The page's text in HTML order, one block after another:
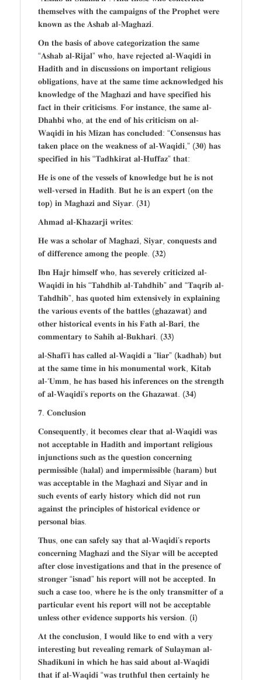
𝐭𝐡𝐞𝐦𝐬𝐞𝐥𝐯𝐞𝐬 𝐰𝐢𝐭𝐡 𝐭𝐡𝐞 𝐜𝐚𝐦𝐩𝐚𝐢𝐠𝐧𝐬 𝐨𝐟 𝐭𝐡𝐞 𝐏𝐫𝐨𝐩𝐡𝐞𝐭 𝐰𝐞𝐫𝐞
𝐤𝐧𝐨𝐰𝐧 𝐚𝐬 𝐭𝐡𝐞 𝐀𝐬𝐡𝐚𝐛 𝐚𝐥-𝐌𝐚𝐠𝐡𝐚𝐳𝐢.
𝐎𝐧 𝐭𝐡𝐞 𝐛𝐚𝐬𝐢𝐬 𝐨𝐟 𝐚𝐛𝐨𝐯𝐞 𝐜𝐚𝐭𝐞𝐠𝐨𝐫𝐢𝐳𝐚𝐭𝐢𝐨𝐧 𝐭𝐡𝐞 𝐬𝐚𝐦𝐞
“𝐀𝐬𝐡𝐚𝐛 𝐚𝐥-𝐑𝐢𝐣𝐚𝐥” 𝐰𝐡𝐨, 𝐡𝐚𝐯𝐞 𝐫𝐞𝐣𝐞𝐜𝐭𝐞𝐝 𝐚𝐥-𝐖𝐚𝐪𝐢𝐝𝐢 𝐢𝐧
𝐇𝐚𝐝𝐢𝐭𝐡 𝐚𝐧𝐝 𝐢𝐧 𝐝𝐢𝐬𝐜𝐮𝐬𝐬𝐢𝐨𝐧𝐬 𝐨𝐧 𝐢𝐦𝐩𝐨𝐫𝐭𝐚𝐧𝐭 𝐫𝐞𝐥𝐢𝐠𝐢𝐨𝐮𝐬
𝐨𝐛𝐥𝐢𝐠𝐚𝐭𝐢𝐨𝐧𝐬, 𝐡𝐚𝐯𝐞 𝐚𝐭 𝐭𝐡𝐞 𝐬𝐚𝐦𝐞 𝐭𝐢𝐦𝐞 𝐚𝐜𝐤𝐧𝐨𝐰𝐥𝐞𝐝𝐠𝐞𝐝 𝐡𝐢𝐬
𝐤𝐧𝐨𝐰𝐥𝐞𝐝𝐠𝐞 𝐨𝐟 𝐭𝐡𝐞 𝐌𝐚𝐠𝐡𝐚𝐳𝐢 𝐚𝐧𝐝 𝐡𝐚𝐯𝐞 𝐬𝐩𝐞𝐜𝐢𝐟𝐢𝐞𝐝 𝐡𝐢𝐬
𝐟𝐚𝐜𝐭 𝐢𝐧 𝐭𝐡𝐞𝐢𝐫 𝐜𝐫𝐢𝐭𝐢𝐜𝐢𝐬𝐦𝐬. 𝐅𝐨𝐫 𝐢𝐧𝐬𝐭𝐚𝐧𝐜𝐞, 𝐭𝐡𝐞 𝐬𝐚𝐦𝐞 𝐚𝐥-
𝐃𝐡𝐚𝐡𝐛𝐢 𝐰𝐡𝐨, 𝐚𝐭 𝐭𝐡𝐞 𝐞𝐧𝐝 𝐨𝐟 𝐡𝐢𝐬 𝐜𝐫𝐢𝐭𝐢𝐜𝐢𝐬𝐦 𝐨𝐧 𝐚𝐥-
𝐖𝐚𝐪𝐢𝐝𝐢 𝐢𝐧 𝐡𝐢𝐬 𝐌𝐢𝐳𝐚𝐧 𝐡𝐚𝐬 𝐜𝐨𝐧𝐜𝐥𝐮𝐝𝐞𝐝: “𝐂𝐨𝐧𝐬𝐞𝐧𝐬𝐮𝐬 𝐡𝐚𝐬
𝐭𝐚𝐤𝐞𝐧 𝐩𝐥𝐚𝐜𝐞 𝐨𝐧 𝐭𝐡𝐞 𝐰𝐞𝐚𝐤𝐧𝐞𝐬𝐬 𝐨𝐟 𝐚𝐥-𝐖𝐚𝐪𝐢𝐝𝐢,” (𝟑𝟎) 𝐡𝐚𝐬
𝐬𝐩𝐞𝐜𝐢𝐟𝐢𝐞𝐝 𝐢𝐧 𝐡𝐢𝐬 “𝐓𝐚𝐝𝐡𝐤𝐢𝐫𝐚𝐭 𝐚𝐥-𝐇𝐮𝐟𝐟𝐚𝐳” 𝐭𝐡𝐚𝐭:
𝐇𝐞 𝐢𝐬 𝐨𝐧𝐞 𝐨𝐟 𝐭𝐡𝐞 𝐯𝐞𝐬𝐬𝐞𝐥𝐬 𝐨𝐟 𝐤𝐧𝐨𝐰𝐥𝐞𝐝𝐠𝐞 𝐛𝐮𝐭 𝐡𝐞 𝐢𝐬 𝐧𝐨𝐭
𝐰𝐞𝐥𝐥-𝐯𝐞𝐫𝐬𝐞𝐝 𝐢𝐧 𝐇𝐚𝐝𝐢𝐭𝐡. 𝐁𝐮𝐭 𝐡𝐞 𝐢𝐬 𝐚𝐧 𝐞𝐱𝐩𝐞𝐫𝐭 (𝐨𝐧 𝐭𝐡𝐞
𝐭𝐨𝐩) 𝐢𝐧 𝐌𝐚𝐠𝐡𝐚𝐳𝐢 𝐚𝐧𝐝 𝐒𝐢𝐲𝐚𝐫. (𝟑𝟏)
𝐀𝐡𝐦𝐚𝐝 𝐚𝐥-𝐊𝐡𝐚𝐳𝐚𝐫𝐣𝐢 𝐰𝐫𝐢𝐭𝐞𝐬:
𝐇𝐞 𝐰𝐚𝐬 𝐚 𝐬𝐜𝐡𝐨𝐥𝐚𝐫 𝐨𝐟 𝐌𝐚𝐠𝐡𝐚𝐳𝐢, 𝐒𝐢𝐲𝐚𝐫, 𝐜𝐨𝐧𝐪𝐮𝐞𝐬𝐭𝐬 𝐚𝐧𝐝
𝐨𝐟 𝐝𝐢𝐟𝐟𝐞𝐫𝐞𝐧𝐜𝐞 𝐚𝐦𝐨𝐧𝐠 𝐭𝐡𝐞 𝐩𝐞𝐨𝐩𝐥𝐞. (𝟑𝟐)
𝐈𝐛𝐧 𝐇𝐚𝐣𝐫 𝐡𝐢𝐦𝐬𝐞𝐥𝐟 𝐰𝐡𝐨, 𝐡𝐚𝐬 𝐬𝐞𝐯𝐞𝐫𝐞𝐥𝐲 𝐜𝐫𝐢𝐭𝐢𝐜𝐢𝐳𝐞𝐝 𝐚𝐥-
𝐖𝐚𝐪𝐢𝐝𝐢 𝐢𝐧 𝐡𝐢𝐬 “𝐓𝐚𝐡𝐝𝐡𝐢𝐛 𝐚𝐥-𝐓𝐚𝐡𝐝𝐡𝐢𝐛” 𝐚𝐧𝐝 “𝐓𝐚𝐪𝐫𝐢𝐛 𝐚𝐥-
𝐓𝐚𝐡𝐝𝐡𝐢𝐛”, 𝐡𝐚𝐬 𝐪𝐮𝐨𝐭𝐞𝐝 𝐡𝐢𝐦 𝐞𝐱𝐭𝐞𝐧𝐬𝐢𝐯𝐞𝐥𝐲 𝐢𝐧 𝐞𝐱𝐩𝐥𝐚𝐢𝐧𝐢𝐧𝐠
𝐭𝐡𝐞 𝐯𝐚𝐫𝐢𝐨𝐮𝐬 𝐞𝐯𝐞𝐧𝐭𝐬 𝐨𝐟 𝐭𝐡𝐞 𝐛𝐚𝐭𝐭𝐥𝐞𝐬 (𝐠𝐡𝐚𝐳𝐚𝐰𝐚𝐭) 𝐚𝐧𝐝
𝐨𝐭𝐡𝐞𝐫 𝐡𝐢𝐬𝐭𝐨𝐫𝐢𝐜𝐚𝐥 𝐞𝐯𝐞𝐧𝐭𝐬 𝐢𝐧 𝐡𝐢𝐬 𝐅𝐚𝐭𝐡 𝐚𝐥-𝐁𝐚𝐫𝐢, 𝐭𝐡𝐞
𝐜𝐨𝐦𝐦𝐞𝐧𝐭𝐚𝐫𝐲 𝐭𝐨 𝐒𝐚𝐡𝐢𝐡 𝐚𝐥-𝐁𝐮𝐤𝐡𝐚𝐫𝐢. (𝟑𝟑)
𝐚𝐥-𝐒𝐡𝐚𝐟𝐢’𝐢 𝐡𝐚𝐬 𝐜𝐚𝐥𝐥𝐞𝐝 𝐚𝐥-𝐖𝐚𝐪𝐢𝐝𝐢 𝐚 “𝐥𝐢𝐚𝐫” (𝐤𝐚𝐝𝐡𝐚𝐛) 𝐛𝐮𝐭
𝐚𝐭 𝐭𝐡𝐞 𝐬𝐚𝐦𝐞 𝐭𝐢𝐦𝐞 𝐢𝐧 𝐡𝐢𝐬 𝐦𝐨𝐧𝐮𝐦𝐞𝐧𝐭𝐚𝐥 𝐰𝐨𝐫𝐤, 𝐊𝐢𝐭𝐚𝐛
𝐚𝐥-‘𝐔𝐦𝐦, 𝐡𝐞 𝐡𝐚𝐬 𝐛𝐚𝐬𝐞𝐝 𝐡𝐢𝐬 𝐢𝐧𝐟𝐞𝐫𝐞𝐧𝐜𝐞𝐬 𝐨𝐧 𝐭𝐡𝐞 𝐬𝐭𝐫𝐞𝐧𝐠𝐭𝐡
𝐨𝐟 𝐚𝐥-𝐖𝐚𝐪𝐢𝐝𝐢’𝐬 𝐫𝐞𝐩𝐨𝐫𝐭𝐬 𝐨𝐧 𝐭𝐡𝐞 𝐆𝐡𝐚𝐳𝐚𝐰𝐚𝐭. (𝟑𝟒)
𝟕. 𝐂𝐨𝐧𝐜𝐥𝐮𝐬𝐢𝐨𝐧
𝐂𝐨𝐧𝐬𝐞𝐪𝐮𝐞𝐧𝐭𝐥𝐲, 𝐢𝐭 𝐛𝐞𝐜𝐨𝐦𝐞𝐬 𝐜𝐥𝐞𝐚𝐫 𝐭𝐡𝐚𝐭 𝐚𝐥-𝐖𝐚𝐪𝐢𝐝𝐢 𝐰𝐚𝐬
𝐧𝐨𝐭 𝐚𝐜𝐜𝐞𝐩𝐭𝐚𝐛𝐥𝐞 𝐢𝐧 𝐇𝐚𝐝𝐢𝐭𝐡 𝐚𝐧𝐝 𝐢𝐦𝐩𝐨𝐫𝐭𝐚𝐧𝐭 𝐫𝐞𝐥𝐢𝐠𝐢𝐨𝐮𝐬
𝐢𝐧𝐣𝐮𝐧𝐜𝐭𝐢𝐨𝐧𝐬 𝐬𝐮𝐜𝐡 𝐚𝐬 𝐭𝐡𝐞 𝐪𝐮𝐞𝐬𝐭𝐢𝐨𝐧 𝐜𝐨𝐧𝐜𝐞𝐫𝐧𝐢𝐧𝐠
𝐩𝐞𝐫𝐦𝐢𝐬𝐬𝐢𝐛𝐥𝐞 (𝐡𝐚𝐥𝐚𝐥) 𝐚𝐧𝐝 𝐢𝐦𝐩𝐞𝐫𝐦𝐢𝐬𝐬𝐢𝐛𝐥𝐞 (𝐡𝐚𝐫𝐚𝐦) 𝐛𝐮𝐭
𝐰𝐚𝐬 𝐚𝐜𝐜𝐞𝐩𝐭𝐚𝐛𝐥𝐞 𝐢𝐧 𝐭𝐡𝐞 𝐌𝐚𝐠𝐡𝐚𝐳𝐢 𝐚𝐧𝐝 𝐒𝐢𝐲𝐚𝐫 𝐚𝐧𝐝 𝐢𝐧
𝐬𝐮𝐜𝐡 𝐞𝐯𝐞𝐧𝐭𝐬 𝐨𝐟 𝐞𝐚𝐫𝐥𝐲 𝐡𝐢𝐬𝐭𝐨𝐫𝐲 𝐰𝐡𝐢𝐜𝐡 𝐝𝐢𝐝 𝐧𝐨𝐭 𝐫𝐮𝐧
𝐚𝐠𝐚𝐢𝐧𝐬𝐭 𝐭𝐡𝐞 𝐩𝐫𝐢𝐧𝐜𝐢𝐩𝐥𝐞𝐬 𝐨𝐟 𝐡𝐢𝐬𝐭𝐨𝐫𝐢𝐜𝐚𝐥 𝐞𝐯𝐢𝐝𝐞𝐧𝐜𝐞 𝐨𝐫
𝐩𝐞𝐫𝐬𝐨𝐧𝐚𝐥 𝐛𝐢𝐚𝐬.
𝐓𝐡𝐮𝐬, 𝐨𝐧𝐞 𝐜𝐚𝐧 𝐬𝐚𝐟𝐞𝐥𝐲 𝐬𝐚𝐲 𝐭𝐡𝐚𝐭 𝐚𝐥-𝐖𝐚𝐪𝐢𝐝𝐢’𝐬 𝐫𝐞𝐩𝐨𝐫𝐭𝐬
𝐜𝐨𝐧𝐜𝐞𝐫𝐧𝐢𝐧𝐠 𝐌𝐚𝐠𝐡𝐚𝐳𝐢 𝐚𝐧𝐝 𝐭𝐡𝐞 𝐒𝐢𝐲𝐚𝐫 𝐰𝐢𝐥𝐥 𝐛𝐞 𝐚𝐜𝐜𝐞𝐩𝐭𝐞𝐝
𝐚𝐟𝐭𝐞𝐫 𝐜𝐥𝐨𝐬𝐞 𝐢𝐧𝐯𝐞𝐬𝐭𝐢𝐠𝐚𝐭𝐢𝐨𝐧𝐬 𝐚𝐧𝐝 𝐭𝐡𝐚𝐭 𝐢𝐧 𝐭𝐡𝐞 𝐩𝐫𝐞𝐬𝐞𝐧𝐜𝐞 𝐨𝐟
𝐬𝐭𝐫𝐨𝐧𝐠𝐞𝐫 “𝐢𝐬𝐧𝐚𝐝” 𝐡𝐢𝐬 𝐫𝐞𝐩𝐨𝐫𝐭 𝐰𝐢𝐥𝐥 𝐧𝐨𝐭 𝐛𝐞 𝐚𝐜𝐜𝐞𝐩𝐭𝐞𝐝. 𝐈𝐧
𝐬𝐮𝐜𝐡 𝐚 𝐜𝐚𝐬𝐞 𝐭𝐨𝐨, 𝐰𝐡𝐞𝐫𝐞 𝐡𝐞 𝐢𝐬 𝐭𝐡𝐞 𝐨𝐧𝐥𝐲 𝐭𝐫𝐚𝐧𝐬𝐦𝐢𝐭𝐭𝐞𝐫 𝐨𝐟 𝐚
𝐩𝐚𝐫𝐭𝐢𝐜𝐮𝐥𝐚𝐫 𝐞𝐯𝐞𝐧𝐭 𝐡𝐢𝐬 𝐫𝐞𝐩𝐨𝐫𝐭 𝐰𝐢𝐥𝐥 𝐧𝐨𝐭 𝐛𝐞 𝐚𝐜𝐜𝐞𝐩𝐭𝐚𝐛𝐥𝐞
𝐮𝐧𝐥𝐞𝐬𝐬 𝐨𝐭𝐡𝐞𝐫 𝐞𝐯𝐢𝐝𝐞𝐧𝐜𝐞 𝐬𝐮𝐩𝐩𝐨𝐫𝐭𝐬 𝐡𝐢𝐬 𝐯𝐞𝐫𝐬𝐢𝐨𝐧. (𝐢)
𝐀𝐭 𝐭𝐡𝐞 𝐜𝐨𝐧𝐜𝐥𝐮𝐬𝐢𝐨𝐧, 𝐈 𝐰𝐨𝐮𝐥𝐝 𝐥𝐢𝐤𝐞 𝐭𝐨 𝐞𝐧𝐝 𝐰𝐢𝐭𝐡 𝐚 𝐯𝐞𝐫𝐲
𝐢𝐧𝐭𝐞𝐫𝐞𝐬𝐭𝐢𝐧𝐠 𝐛𝐮𝐭 𝐫𝐞𝐯𝐞𝐚𝐥𝐢𝐧𝐠 𝐫𝐞𝐦𝐚𝐫𝐤 𝐨𝐟 𝐒𝐮𝐥𝐚𝐲𝐦𝐚𝐧 𝐚𝐥-
𝐒𝐡𝐚𝐝𝐢𝐤𝐮𝐧𝐢 𝐢𝐧 𝐰𝐡𝐢𝐜𝐡 𝐡𝐞 𝐡𝐚𝐬 𝐬𝐚𝐢𝐝 𝐚𝐛𝐨𝐮𝐭 𝐚𝐥-𝐖𝐚𝐪𝐢𝐝𝐢
𝐭𝐡𝐚𝐭 𝐢𝐟 𝐚𝐥-𝐖𝐚𝐪𝐢𝐝𝐢 “𝐰𝐚𝐬 𝐭𝐫𝐮𝐭𝐡𝐟𝐮𝐥 𝐭𝐡𝐞𝐧 𝐜𝐞𝐫𝐭𝐚𝐢𝐧𝐥𝐲 𝐡𝐞